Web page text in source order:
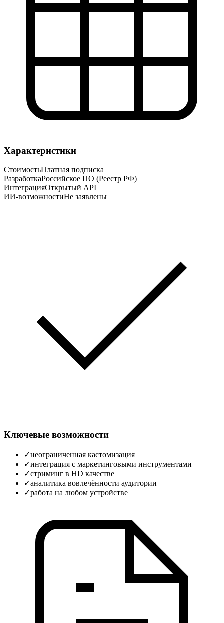
Характеристики
СтоимостьПлатная подписка
РазработкаРоссийское ПО (Реестр РФ)
ИнтеграцияОткрытый API
ИИ-возможностиНе заявлены
Ключевые возможности
✓неограниченная кастомизация
✓интеграция с маркетинговыми инструментами
✓стриминг в HD качестве
✓аналитика вовлечённости аудитории
✓работа на любом устройстве